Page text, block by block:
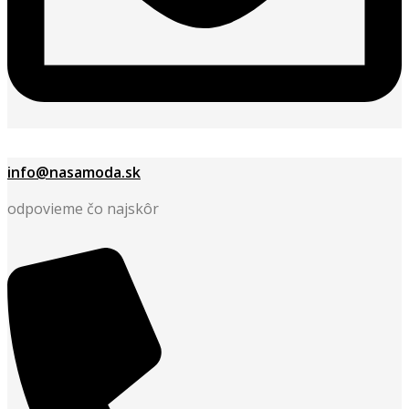
info@nasamoda.sk
odpovieme čo najskôr